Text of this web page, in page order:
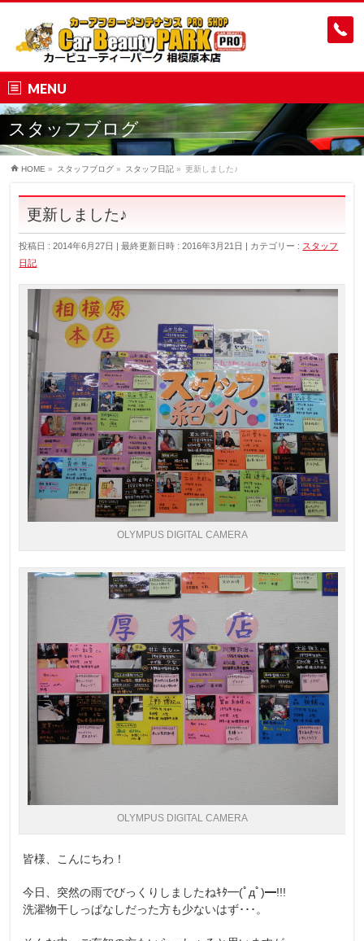
MENU
スタッフブログ
HOME » スタッフブログ » スタッフ日記 » 更新しました♪
更新しました♪
投稿日 : 2014年6月27日 最終更新日時 : 2016年3月21日 カテゴリー : スタッフ
日記
OLYMPUS DIGITAL CAMERA
OLYMPUS DIGITAL CAMERA
皆様、こんにちわ！
今日、突然の雨でびっくりしましたねｷﾀ━(ﾟдﾟ)━!!!
洗濯物干しっぱなしだった方も少ないはず･･･。